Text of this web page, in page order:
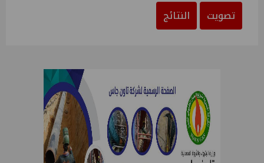
تصويت
النتائج